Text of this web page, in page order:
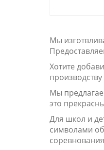
Мы
Хотите
Мы
это
Для школ и
символами